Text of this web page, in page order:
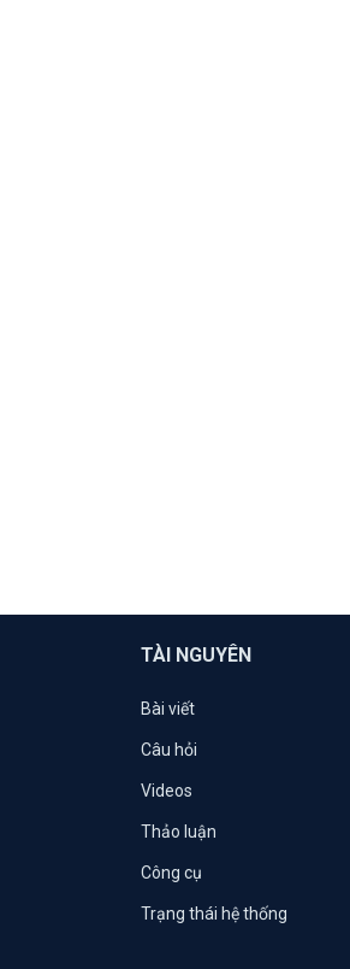
TÀI NGUYÊN
Bài viết
Câu hỏi
Videos
Thảo luận
Công cụ
Trạng thái hệ thống